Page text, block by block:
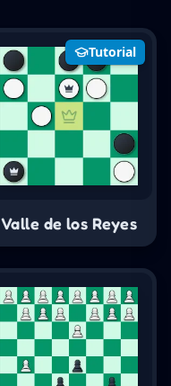
Tutorial
Valle de los Reyes